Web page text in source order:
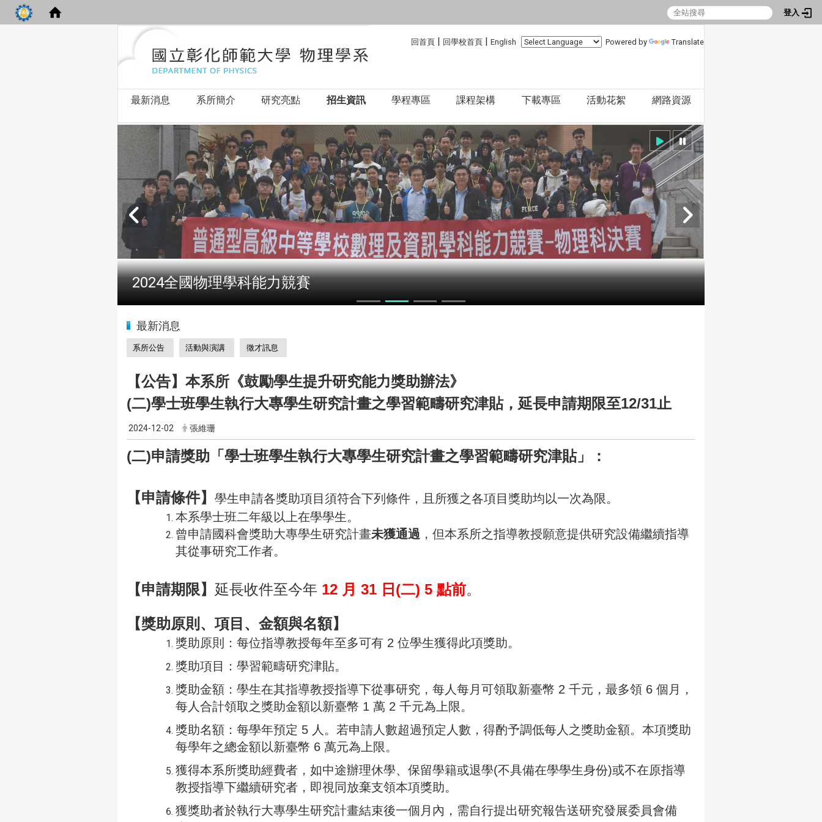
登入
回首頁 | 回學校首頁 | English Powered by Translate
最新消息 系所簡介 研究亮點 招生資訊 學程專區 課程架構 下載專區 活動花絮 網路資源
2024全國物理學科能力競賽
最新消息
系所公告 活動與演講 徵才訊息
【公告】本系所《鼓勵學生提升研究能力獎助辦法》
(二)學士班學生執行大專學生研究計畫之學習範疇研究津貼，延長申請期限至12/31止
2024-12-02 張維珊
(二)申請獎助「學士班學生執行大專學生研究計畫之學習範疇研究津貼」：
【申請條件】
學生申請各獎助項目須符合下列條件，且所獲之各項目獎助均以一次為限。
本系學士班二年級以上在學學生。
曾申請國科會獎助大專學生研究計畫未獲通過 ，但本系所之指導教授願意提供研究設備繼續指導
其從事研究工作者。
【申請期限】 延長收件至今年 12 月 31 日(二) 5 點前。
【獎助原則、項目、金額與名額】
獎助原則：每位指導教授每年至多可有 2 位學生獲得此項獎助。
獎助項目：學習範疇研究津貼。
獎助金額：學生在其指導教授指導下從事研究，每人每月可領取新臺幣 2 千元，最多領 6 個月，
每人合計領取之獎助金額以新臺幣 1 萬 2 千元為上限。
獎助名額：每學年預定 5 人。若申請人數超過預定人數，得酌予調低每人之獎助金額。本項獎助
每學年之總金額以新臺幣 6 萬元為上限。
獲得本系所獎助經費者，如中途辦理休學、保留學籍或退學(不具備在學學生身份)或不在原指導
教授指導下繼續研究者，即視同放棄支領本項獎助。
獲獎助者於執行大專學生研究計畫結束後一個月內，需自行提出研究報告送研究發展委員會備